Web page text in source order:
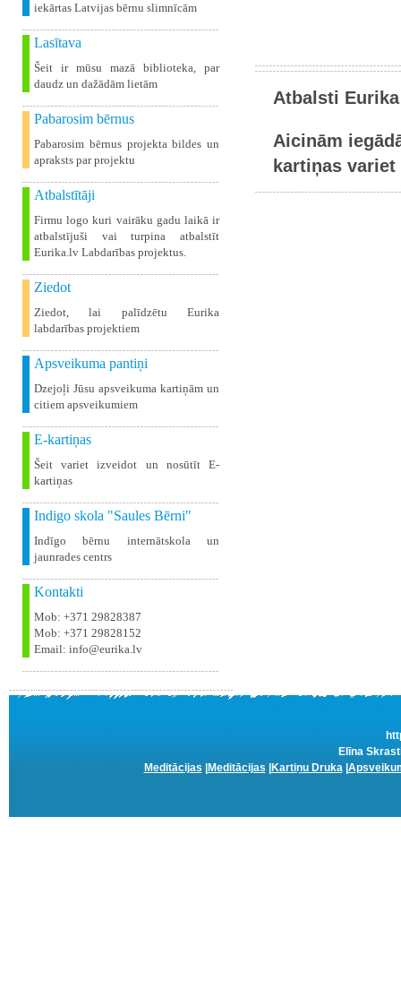
iekārtas Latvijas bērnu slimnīcām
Lasītava
Šeit ir mūsu mazā biblioteka, par
daudz un dažādām lietām
Pabarosim bērnus
Pabarosim bērnus projekta bildes un
apraksts par projektu
Atbalstītāji
Firmu logo kuri vairāku gadu laikā ir
atbalstījuši vai turpina atbalstīt
Eurika.lv Labdarības projektus.
Ziedot
Ziedot, lai palīdzētu Eurika
labdarības projektiem
Apsveikuma pantiņi
Dzejoļi Jūsu apsveikuma kartiņām un
citiem apsveikumiem
E-kartiņas
Šeit variet izveidot un nosūtīt E-
kartiņas
Indigo skola "Saules Bērni"
Indīgo bērnu internātskola un
jaunrades centrs
Kontakti
Mob: +371 29828387
Mob: +371 29828152
Email: info@eurika.lv
Atbalsti
Aicinām
kartiņas variet
Elīna
Meditācijas
Meditācijas Kartiņu Druka|